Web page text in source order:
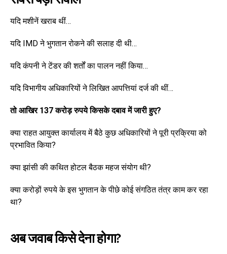
यदि मशीनें खराब थीं…
यदि IMD ने भुगतान रोकने की सलाह दी थी…
यदि कंपनी ने टेंडर की शर्तों का पालन नहीं किया…
यदि विभागीय अधिकारियों ने लिखित आपत्तियां दर्ज की थीं…
तो आखिर 137 करोड़ रुपये किसके दबाव में जारी हुए?
क्या राहत आयुक्त कार्यालय में बैठे कुछ अधिकारियों ने पूरी प्रक्रिया को
प्रभावित किया?
क्या झांसी की कथित होटल बैठक महज संयोग थी?
क्या करोड़ों रुपये के इस भुगतान के पीछे कोई संगठित तंत्र काम कर रहा
था?
अब जवाब किसे देना होगा?